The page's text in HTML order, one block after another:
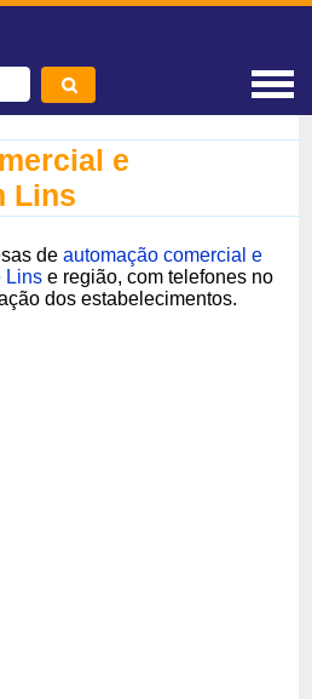
e
Lins
deautomação comercial e
Lins e região, com telefones no
dos estabelecimentos.